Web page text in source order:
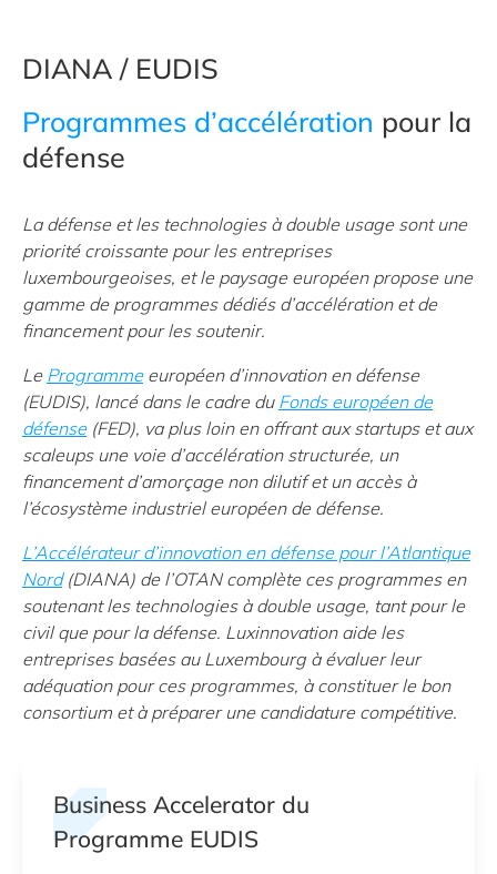
DIANA / EUDIS
Programmes d’accélération pour la
défense
La défense et les technologies à double usage sont une
priorité croissante pour les entreprises
luxembourgeoises, et le paysage européen propose une
gamme de programmes dédiés d’accélération et de
financement pour les soutenir.
Le Programmeeuropéen d’innovation en défense
(EUDIS), lancé dans le cadre du Fonds européen de
défense(FED), va plus loin en offrant aux startups et aux
scaleups une voie d’accélération structurée, un
financement d’amorçage non dilutif et un accès à
l’écosystème industriel européen de défense.
L’Accélérateur d’innovation en défense pour l’Atlantique
Nord(DIANA) de l’OTAN complète ces programmes en
soutenant les technologies à double usage, tant pour le
civil que pour la défense. Luxinnovation aide les
entreprises basées au Luxembourg à évaluer leur
adéquation pour ces programmes, à constituer le bon
consortium et à préparer une candidature compétitive.
Business Accelerator du
Programme EUDIS